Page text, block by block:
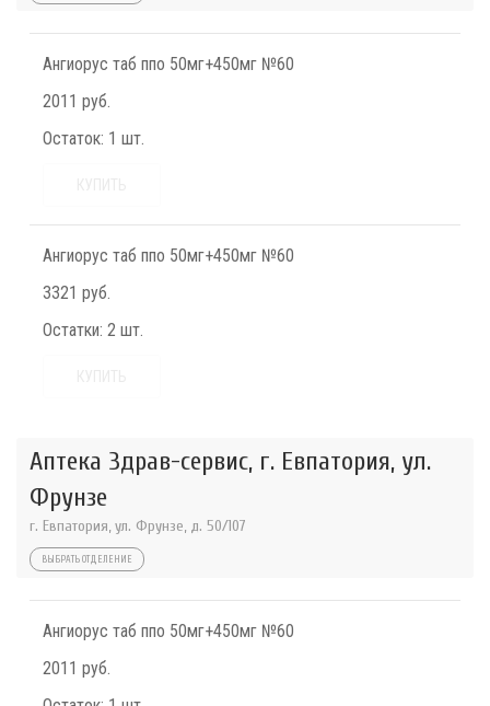
Ангиорус таб ппо 50мг+450мг №60
2011 руб.
Остаток: 1 шт.
Ангиорус таб ппо 50мг+450мг №60
3321 руб.
Остатки: 2 шт.
Аптека Здрав-сервис, г. Евпатория, ул.
Фрунзе
г. Евпатория, ул. Фрунзе, д. 50/107
ВЫБРАТЬ ОТДЕЛЕНИЕ
Ангиорус таб ппо 50мг+450мг №60
2011 руб.